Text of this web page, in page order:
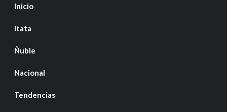
Inicio
Itata
Ñuble
Nacional
Tendencias